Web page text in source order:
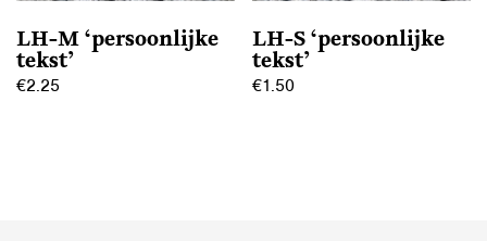
de
productpagina
LH-M ‘persoonlijke
tekst’
€2.25
LH-S ‘persoonlijke
tekst’
€1.50